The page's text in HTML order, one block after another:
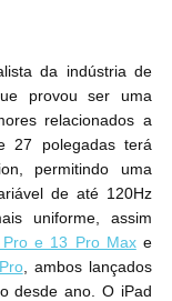
da indústria de
provou ser uma
relacionados a
27 polegadas terá
permitindo uma
de até 120Hz
uniforme, assim
Pro e 13 Pro Max e
, ambos lançados
desde ano. O iPad